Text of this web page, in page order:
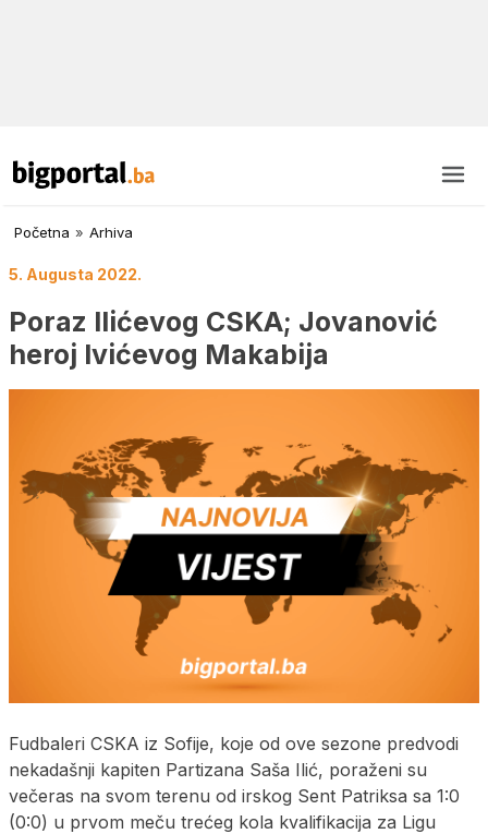
Početna » Arhiva
5. Augusta 2022.
Poraz Ilićevog CSKA; Jovanović
heroj Ivićevog Makabija
Fudbaleri CSKA iz Sofije, koje od ove sezone predvodi
nekadašnji kapiten Partizana Saša Ilić, poraženi su
večeras na svom terenu od irskog Sent Patriksa sa 1:0
(0:0) u prvom meču trećeg kola kvalifikacija za Ligu